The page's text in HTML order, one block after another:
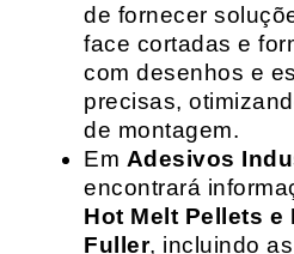
de fornecer
face cortadas e
com desenhos e
precisas,
de montagem.
Em Adesivos
encontrará
Hot Melt Pellets e
Fuller, incluindo